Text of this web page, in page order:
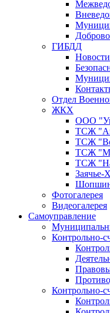
ГИБДД
Новости
Отдел
ЖКХ
ООО
ТСЖ
ТСЖ
ТСЖ
ТСЖ
Фотогалерея
Видеогалерея
Самоуправление
Контрольно-
Контрольно-